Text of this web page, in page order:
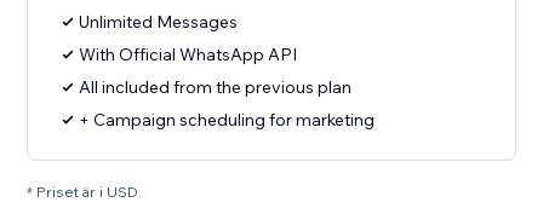
Unlimited Messages
With Official WhatsApp API
All included from the previous plan
+ Campaign scheduling for marketing
* Priset är i USD.